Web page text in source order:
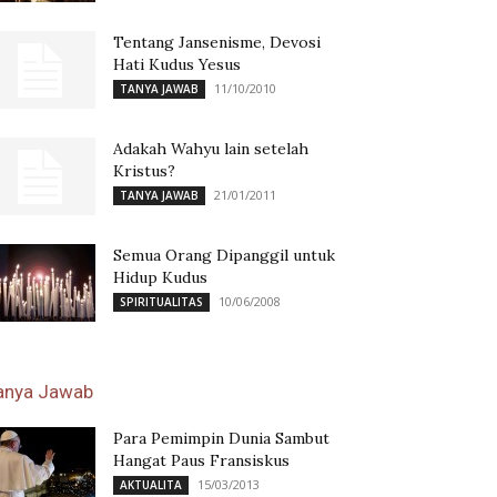
Tentang Jansenisme, Devosi
Hati Kudus Yesus
TANYA JAWAB 11/10/2010
Adakah Wahyu lain setelah
Kristus?
TANYA JAWAB 21/01/2011
Semua Orang Dipanggil untuk
Hidup Kudus
SPIRITUALITAS 10/06/2008
Jawab
Para Pemimpin Dunia Sambut
Hangat Paus Fransiskus
AKTUALITA 15/03/2013